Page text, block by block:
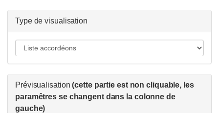
Type de visualisation
Prévisualisation(cette partie est non cliquable, les
paramêtres se changent dans la colonne de
gauche)